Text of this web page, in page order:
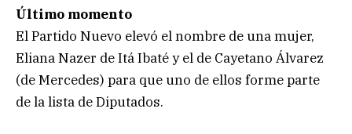
Último momento
El Partido Nuevo elevó el nombre de una mujer,
Eliana Nazer de Itá Ibaté y el de Cayetano Álvarez
(de Mercedes) para que uno de ellos forme parte
de la lista de Diputados.